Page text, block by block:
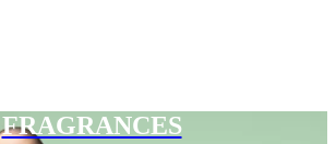
FRAGRANCES